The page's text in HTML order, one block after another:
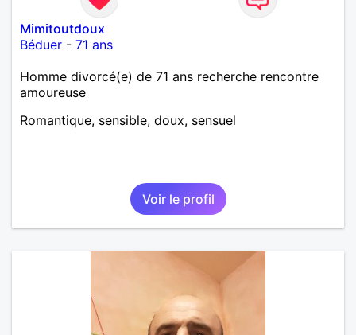
Mimitoutdoux
Béduer - 71 ans
Homme divorcé(e) de 71 ans recherche rencontre
amoureuse
Romantique, sensible, doux, sensuel
Voir le profil